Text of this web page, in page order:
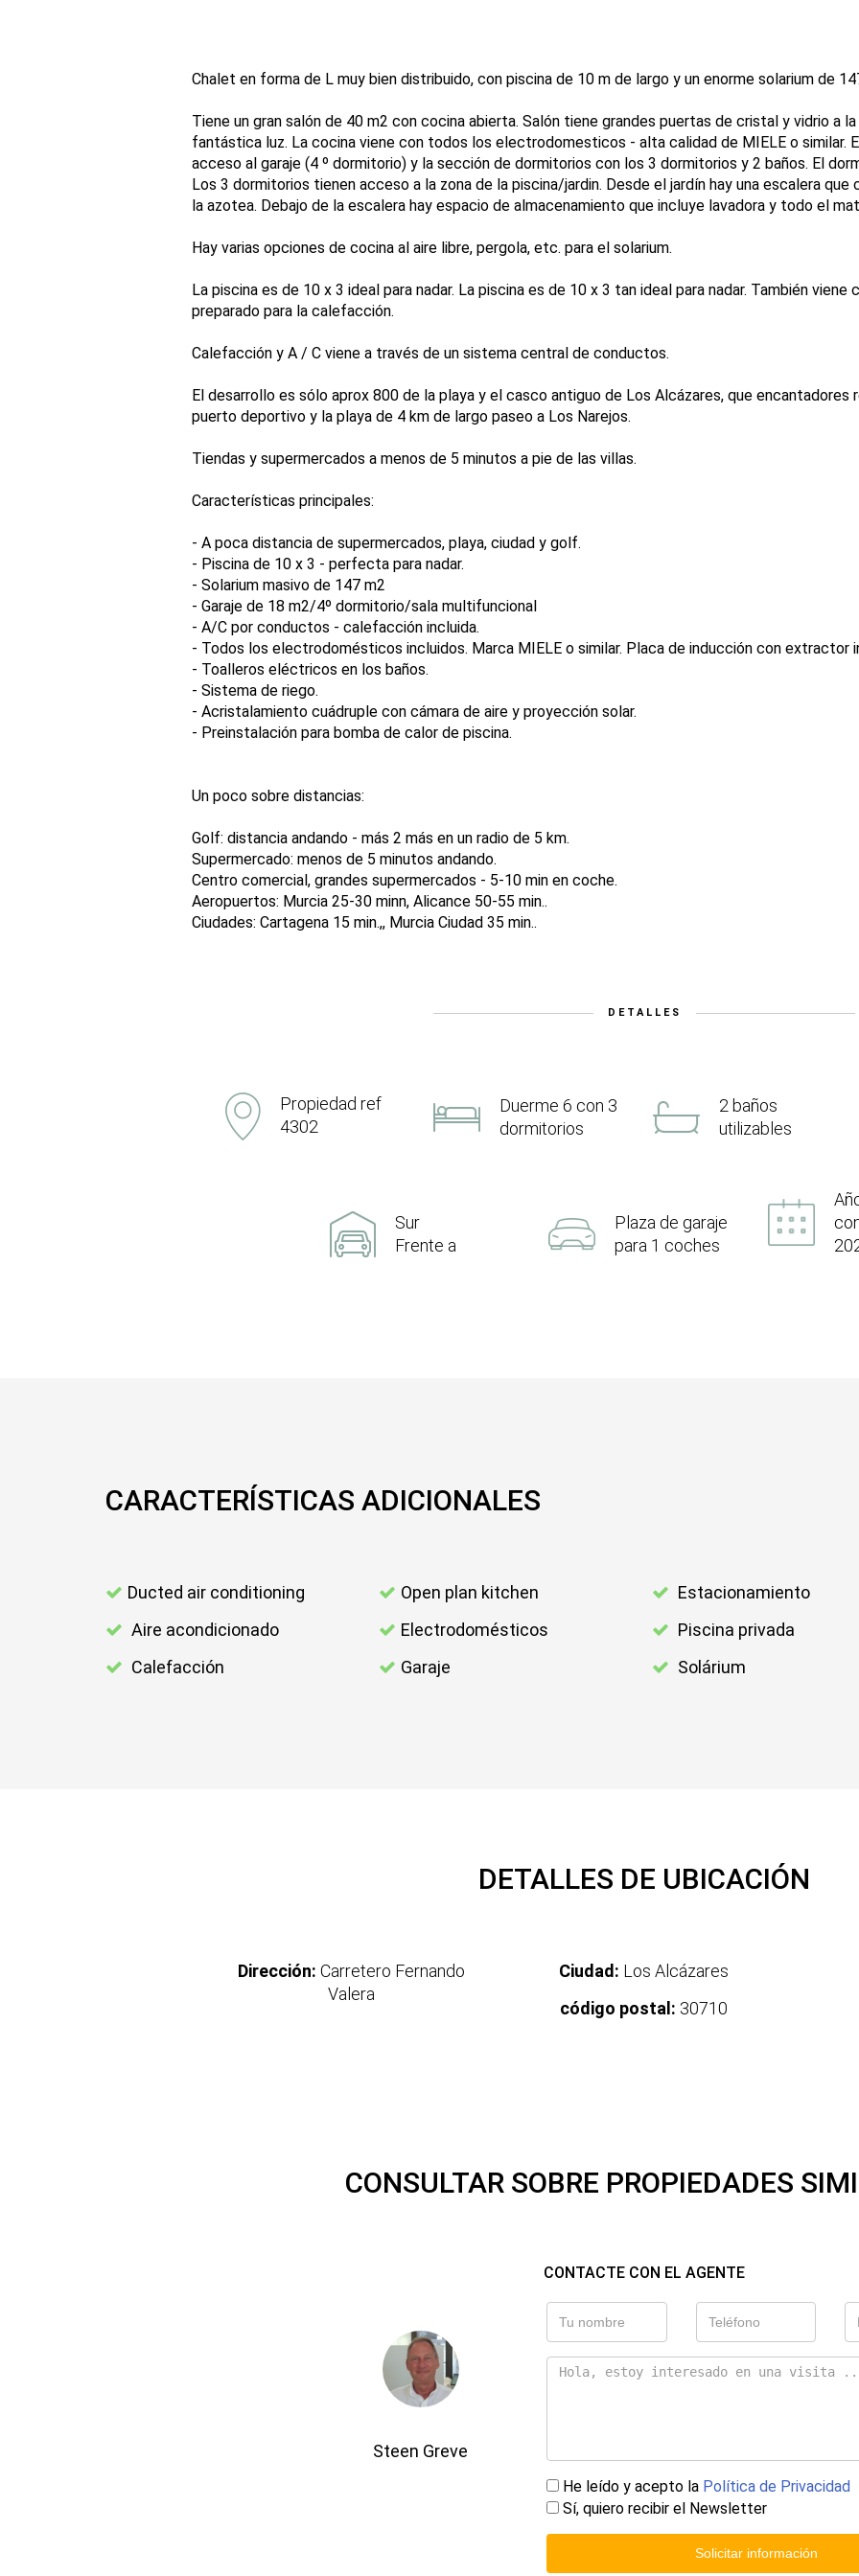
Chalet en forma de L muy bien distribuido, con piscina de 10 m de largo y un enorme solarium de
Tiene un gran salón de 40 m2 con cocina abierta. Salón tiene grandes puertas de cristal y vidrio a
fantástica luz. La cocina viene con todos los electrodomesticos - alta calidad de MIELE o similar.
acceso al garaje (4 º dormitorio) y la sección de dormitorios con los 3 dormitorios y 2 baños. El
Los 3 dormitorios tienen acceso a la zona de la piscina/jardin. Desde el jardín hay una escalera
la azotea. Debajo de la escalera hay espacio de almacenamiento que incluye lavadora y todo el
Hay varias opciones de cocina al aire libre, pergola, etc. para el solarium.
La piscina es de 10 x 3 ideal para nadar. La piscina es de 10 x 3 tan ideal para nadar. También viene
preparado para la calefacción.
Calefacción y A / C viene a través de un sistema central de conductos.
El desarrollo es sólo aprox 800 de la playa y el casco antiguo de Los Alcázares, que
puerto deportivo y la playa de 4 km de largo paseo a Los Narejos.
Tiendas y supermercados a menos de 5 minutos a pie de las villas.
Características principales:
- A poca distancia de supermercados, playa, ciudad y golf.
- Piscina de 10 x 3 - perfecta para nadar.
- Solarium masivo de 147 m2
- Garaje de 18 m2/4º dormitorio/sala multifuncional
- A/C por conductos - calefacción incluida.
- Todos los electrodomésticos incluidos. Marca MIELE o similar. Placa de inducción con extractor
- Toalleros eléctricos en los baños.
- Sistema de riego.
- Acristalamiento cuádruple con cámara de aire y proyección solar.
- Preinstalación para bomba de calor de piscina.
Un poco sobre distancias:
Golf: distancia andando - más 2 más en un radio de 5 km.
Supermercado: menos de 5 minutos andando.
Centro comercial, grandes supermercados - 5-10 min en coche.
Aeropuertos: Murcia 25-30 minn, Alicance 50-55 min..
Ciudades: Cartagena 15 min.,, Murcia Ciudad 35 min..
DETALLES
Propiedad ref
4302
Duerme 6 con 3
dormitorios
2 baños
utilizables
Sur
Frente a
Plaza de garaje
para 1 coches
CARACTERÍSTICAS ADICIONALES
Ducted air conditioning
Aire acondicionado
Calefacción
Open plan kitchen
Electrodomésticos
Garaje
Estacionamiento
Piscina privada
Solárium
DETALLES DE UBICACIÓN
Dirección: Carretero Fernando
Valera
Ciudad: Los Alcázares
código postal: 30710
CONSULTAR SOBRE PROPIEDADES
CONTACTE CON EL AGENTE
Steen Greve
He leído y acepto la Política de Privacidad
Sí, quiero recibir el Newsletter
Solicitar información